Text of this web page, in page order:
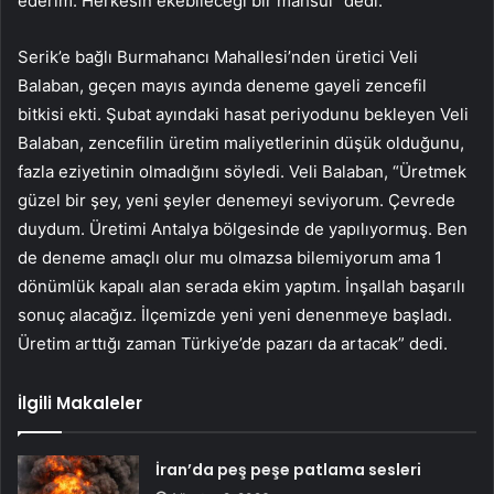
Serik’e bağlı Burmahancı Mahallesi’nden üretici Veli
Balaban, geçen mayıs ayında deneme gayeli zencefil
bitkisi ekti. Şubat ayındaki hasat periyodunu bekleyen Veli
Balaban, zencefilin üretim maliyetlerinin düşük olduğunu,
fazla eziyetinin olmadığını söyledi. Veli Balaban, “Üretmek
güzel bir şey, yeni şeyler denemeyi seviyorum. Çevrede
duydum. Üretimi Antalya bölgesinde de yapılıyormuş. Ben
de deneme amaçlı olur mu olmazsa bilemiyorum ama 1
dönümlük kapalı alan serada ekim yaptım. İnşallah başarılı
sonuç alacağız. İlçemizde yeni yeni denenmeye başladı.
Üretim arttığı zaman Türkiye’de pazarı da artacak” dedi.
İlgili Makaleler
İran’da peş peşe patlama sesleri